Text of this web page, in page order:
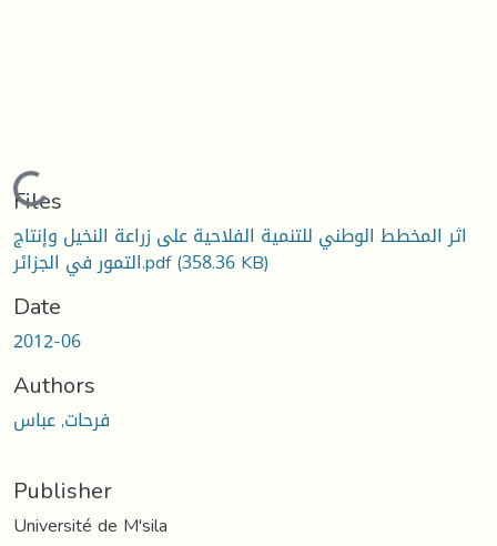
Loading...
Files
اثر المخطط الوطني للتنمية الفلاحية على زراعة النخيل وإنتاج
التمور في الجزائر.pdf(358.36 KB)
Date
2012-06
Authors
فرحات, عباس
Publisher
Université de M'sila